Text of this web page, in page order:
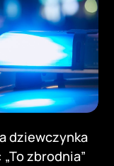
dziewczynka
zbrodnia”